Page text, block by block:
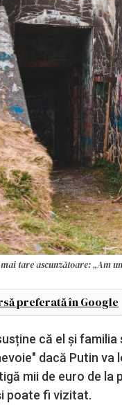
tare ascunzătoare: „Am
preferată în Google
că el și
dacă Putin
mii de euro de la
poate fi vizitat.